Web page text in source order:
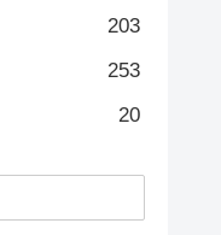
203
253
20